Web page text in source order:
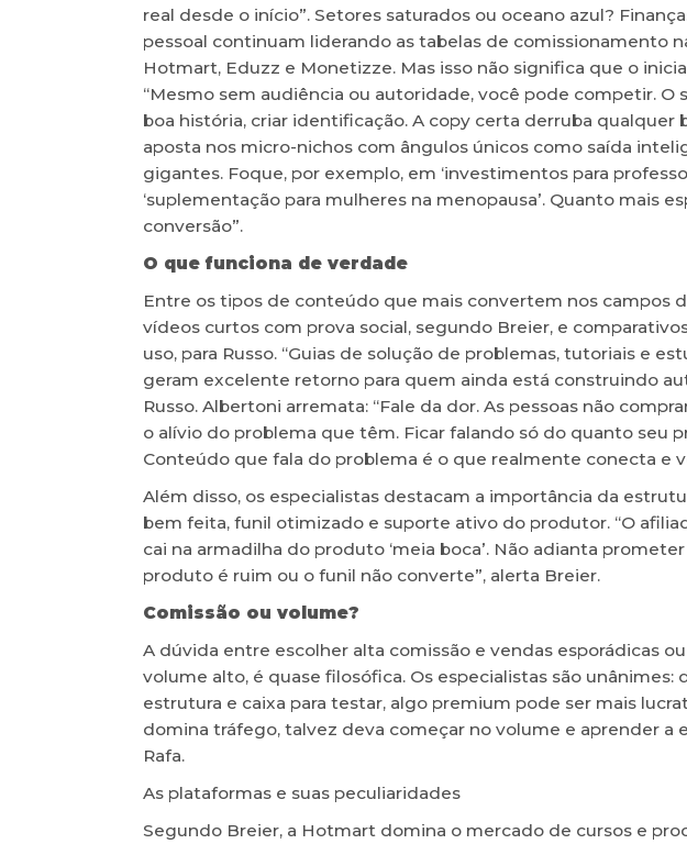
real desde o início”. Setores saturados ou oceano azul?
pessoal continuam liderando as tabelas de comissionamento
Hotmart, Eduzz e Monetizze. Mas isso não significa que o
“Mesmo sem audiência ou autoridade, você pode competir. O
boa história, criar identificação. A copy certa derruba qualquer
aposta nos micro-nichos com ângulos únicos como saída
gigantes. Foque, por exemplo, em ‘investimentos para
‘suplementação para mulheres na menopausa’. Quanto mais
conversão”.
O que funciona de verdade
Entre os tipos de conteúdo que mais convertem nos campos
vídeos curtos com prova social, segundo Breier, e
uso, para Russo. “Guias de solução de problemas, tutoriais e
geram excelente retorno para quem ainda está construindo
Russo. Albertoni arremata: “Fale da dor. As pessoas não
o alívio do problema que têm. Ficar falando só do quanto seu
Conteúdo que fala do problema é o que realmente conecta e
Além disso, os especialistas destacam a importância da
bem feita, funil otimizado e suporte ativo do produtor. “O
cai na armadilha do produto ‘meia boca’. Não adianta
produto é ruim ou o funil não converte”, alerta Breier.
Comissão ou volume?
A dúvida entre escolher alta comissão e vendas esporádicas
volume alto, é quase filosófica. Os especialistas são unânimes:
estrutura e caixa para testar, algo premium pode ser mais
domina tráfego, talvez deva começar no volume e aprender a
Rafa.
As plataformas e suas peculiaridades
Segundo Breier, a Hotmart domina o mercado de cursos e